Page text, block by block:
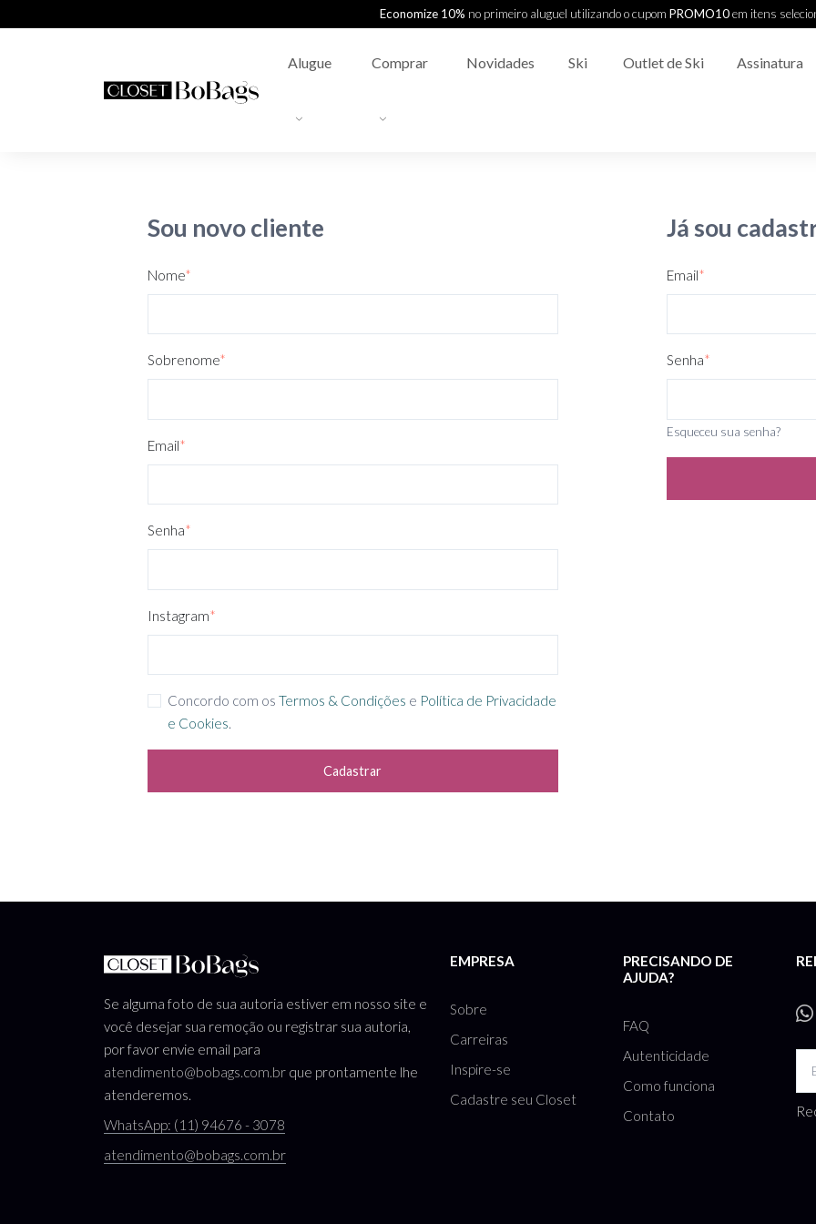
Economize 10% no primeiro aluguel utilizando o cupom PROMO10em itens
Alugue Comprar Novidades Ski Outlet de Ski Assinatura
Sou novo cliente
Nome*
Sobrenome*
Email*
Senha*
Instagram*
Concordo com osTermos & Condições e Política de Privacidade
e Cookies.
Cadastrar
Já sou
Email*
Senha*
Esqueceu sua senha?
Se alguma foto de sua autoria estiver em nosso site e
você desejar sua remoção ou registrar sua autoria,
por favor envie email para
atendimento@bobags.com.br que prontamente lhe
atenderemos.
WhatsApp: (11) 94676 - 3078
atendimento@bobags.com.br
EMPRESA
Sobre
Carreiras
Inspire-se
Cadastre seu Closet
PRECISANDO DE
AJUDA?
FAQ
Autenticidade
Como funciona
Contato